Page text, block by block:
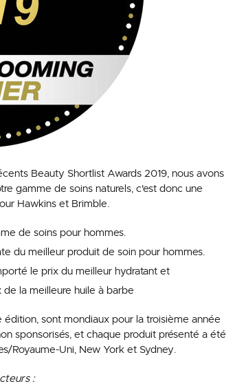
Beauty Shortlist Awards 2019, nous avons
gamme de soins naturels, c'est donc une
Hawkins et Brimble.
de soins pour hommes.
du meilleur produit de soin pour hommes.
le prix du meilleur hydratant et
la meilleure huile à barbe
sont mondiaux pour la troisième année
sponsorisés, et chaque produit présenté a été
Royaume-Uni, New York et Sydney.
: